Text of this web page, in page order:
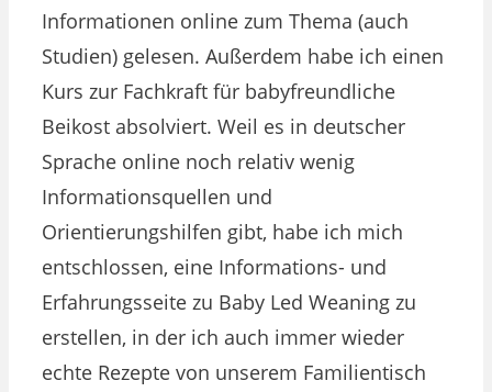
Informationen online zum Thema (auch
Studien) gelesen. Außerdem habe ich einen
Kurs zur Fachkraft für babyfreundliche
Beikost absolviert. Weil es in deutscher
Sprache online noch relativ wenig
Informationsquellen und
Orientierungshilfen gibt, habe ich mich
entschlossen, eine Informations- und
Erfahrungsseite zu Baby Led Weaning zu
erstellen, in der ich auch immer wieder
echte Rezepte von unserem Familientisch